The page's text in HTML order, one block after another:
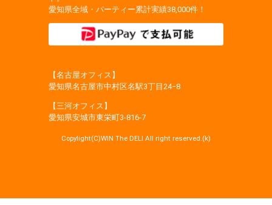
愛知県全域・パーティー累計実績38,000件！
【名古屋オフィス】
愛知県名古屋市中村区名駅3丁目24−8
【三河オフィス】
愛知県安城市東栄町3‐816‐7
Copylight(C)WIN The DELI All right reserved.(k)